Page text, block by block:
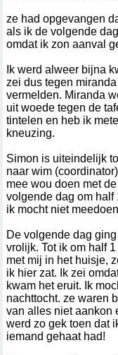
ze had opgevangen
als ik de volgende
omdat ik zon aanval
Ik werd alweer bijna
zei dus tegen
vermelden. Miranda
uit woede tegen de
tintelen en heb ik
kneuzing.
Simon is uiteindelijk
naar wim
mee wou doen met
volgende dag om half
ik mocht niet
De volgende dag
vrolijk. Tot ik om half
met mij in het huisje,
ik hier zat. Ik zei
kwam het eruit. Ik
nachttocht. ze waren
van alles niet aankon
werd zo gek toen dat
iemand gehaat had!